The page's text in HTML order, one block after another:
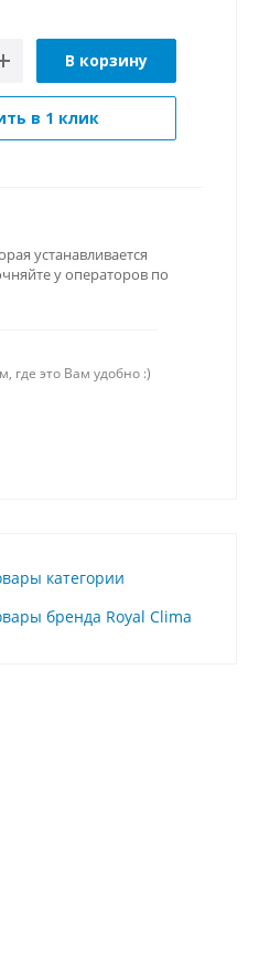
В корзину
в 1 клик
устанавливается
у операторов по
где это Вам удобно :)
категории
бренда Royal Clima